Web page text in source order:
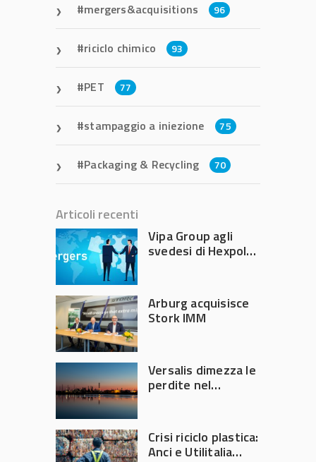
mergers&acquisitions 96
riciclo chimico 93
PET 77
stampaggio a iniezione 75
Packaging & Recycling 70
Articoli recenti
Vipa Group agli
svedesi di Hexpol
Arburg acquisisce
Stork IMM
Versalis dimezza le
perdite nel
Crisi riciclo plastica:
Anci e Utilitalia